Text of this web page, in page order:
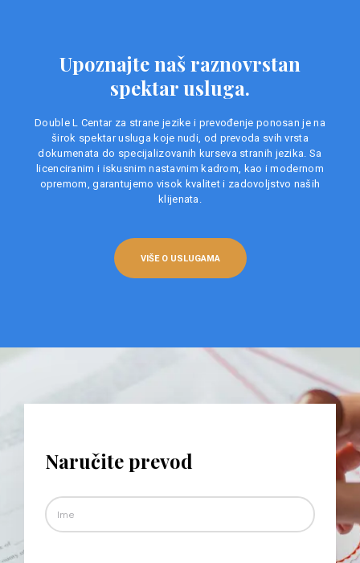
Upoznajte naš raznovrstan
spektar usluga.
Double L Centar za strane jezike i prevođenje ponosan je na
širok spektar usluga koje nudi, od prevoda svih vrsta
dokumenata do specijalizovanih kurseva stranih jezika. Sa
licenciranim i iskusnim nastavnim kadrom, kao i modernom
opremom, garantujemo visok kvalitet i zadovoljstvo naših
klijenata.
VIŠE O USLUGAMA
Naručite prevod